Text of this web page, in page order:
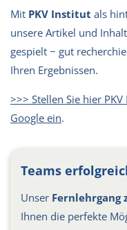
Mit PKV Institut als
unsere Artikel und
gespielt − gut
Ihren Ergebnissen.
>>> Stellen Sie hier
Google ein.
Teams
Unser Fernlehrgang
Ihnen die perfekte